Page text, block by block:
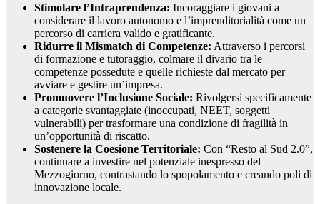
Stimolare l’Intraprendenza: Incoraggiare i giovani a
considerare il lavoro autonomo e l’imprenditorialità come un
percorso di carriera valido e gratificante.
Ridurre il Mismatch di Competenze: Attraverso i percorsi
di formazione e tutoraggio, colmare il divario tra le
competenze possedute e quelle richieste dal mercato per
avviare e gestire un’impresa.
Promuovere l’Inclusione Sociale: Rivolgersi specificamente
a categorie svantaggiate (inoccupati, NEET, soggetti
vulnerabili) per trasformare una condizione di fragilità in
un’opportunità di riscatto.
Sostenere la Coesione Territoriale: Con “Resto al Sud 2.0”,
continuare a investire nel potenziale inespresso del
Mezzogiorno, contrastando lo spopolamento e creando poli di
innovazione locale.